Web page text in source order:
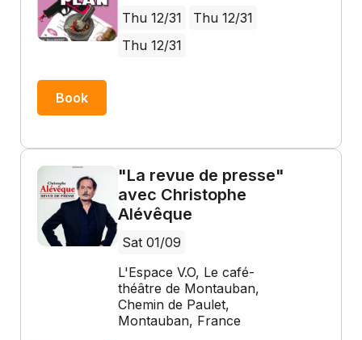
Thu 12/31
Thu 12/31
Thu 12/31
Book
"La revue de presse"
avec Christophe
Alévêque
Sat 01/09
L'Espace V.O, Le café-
théâtre de Montauban,
Chemin de Paulet,
Montauban, France